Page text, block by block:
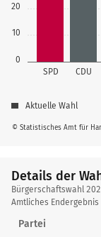
0
10
20
SPD CDU
© Statistisches Amt für
Aktuelle Wahl
Details der
Details
der
Bürgerschaftswahl
Amtliches Endergebnis
Partei